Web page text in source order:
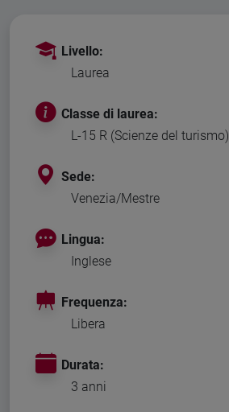
Livello:
Laurea
Classe di laurea:
L-15 R (Scienze del turismo)
Sede:
Venezia/Mestre
Lingua:
Inglese
Frequenza:
Libera
Durata:
3 anni